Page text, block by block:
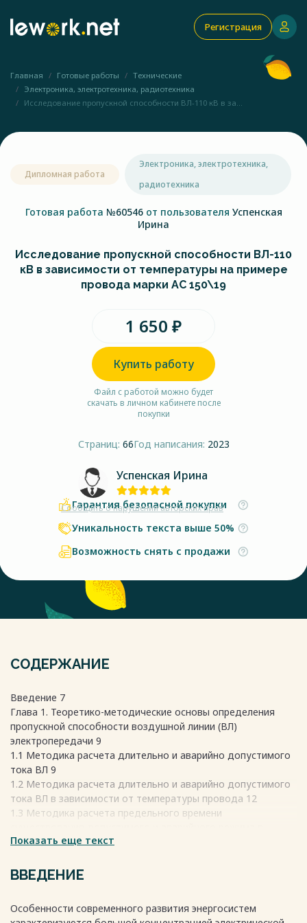
Регистрация
Главная Готовые работы
Технические
Электроника, электротехника, радиотехника
Исследование пропускной способности ВЛ-110 кВ в за...
Дипломная работа
Электроника, электротехника,
радиотехника
Готовая работа №60546 от пользователя Успенская
Ирина
Исследование пропускной способности ВЛ-110
кВ в зависимости от температуры на примере
провода марки АС 150\19
1 650 ₽
Купить работу
Файл с работой можно будет
скачать в личном кабинете после
покупки
Страниц: 66Год написания: 2023
Успенская Ирина
Сообщить о нарушении авторских прав
Гарантия безопасной покупки
Уникальность текста выше 50%
Возможность снять с продажи
СОДЕРЖАНИЕ
Введение 7
Глава 1. Теоретико-методические основы определения
пропускной способности воздушной линии (ВЛ)
электропередачи 9
1.1 Методика расчета длительно и аварийно допустимого
тока ВЛ 9
1.2 Методика расчета длительно и аварийно допустимого
тока ВЛ в зависимости от температуры провода 12
1.3 Методика расчета предельного времени
зависимости от температуры провода 18
определении пропускной способности ВЛ 21
1.5 Выводы по первой главе 22
в зависимости от температуры на примере провода марки
Показать еще текст
ВВЕДЕНИЕ
Особенности современного развития энергосистем